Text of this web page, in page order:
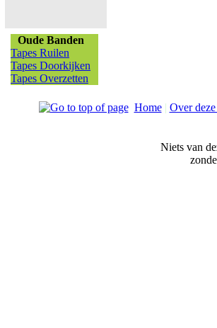
Oude Banden
Tapes Ruilen
Tapes Doorkijken
Tapes Overzetten
Home| Over
Niets van